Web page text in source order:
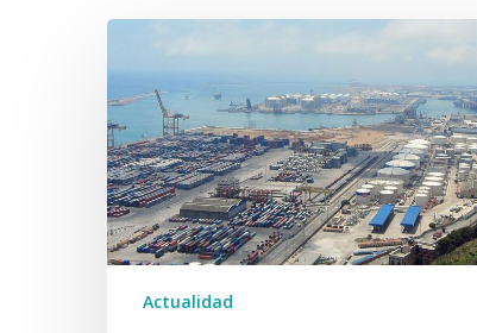
El
comercio
de
Cataluña
con
el
Resto
de
España
y
del
MundoActualidad